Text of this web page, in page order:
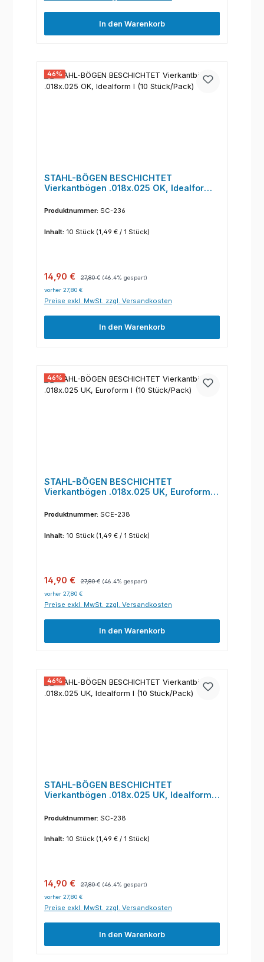
In den Warenkorb
46%
STAHL-BÖGEN BESCHICHTET
Vierkantbögen .018x.025 OK, Idealform I
Produktnummer: SC-236
Inhalt: 10 Stück (1,49 € / 1 Stück)
Verkaufspreis:
14,90 € 27,80 € (46.4% gespart)
vorher 27,80 €
Preise exkl. MwSt. zzgl. Versandkosten
In den Warenkorb
46%
STAHL-BÖGEN BESCHICHTET
Vierkantbögen .018x.025 UK, Euroform I
Produktnummer: SCE-238
Inhalt: 10 Stück (1,49 € / 1 Stück)
Verkaufspreis:
14,90 € 27,80 € (46.4% gespart)
vorher 27,80 €
Preise exkl. MwSt. zzgl. Versandkosten
In den Warenkorb
46%
STAHL-BÖGEN BESCHICHTET
Vierkantbögen .018x.025 UK, Idealform I
Produktnummer: SC-238
Inhalt: 10 Stück (1,49 € / 1 Stück)
Verkaufspreis:
14,90 € Regulärer Preis:
27,80 € (46.4% gespart)
vorher 27,80 €
Preise exkl. MwSt. zzgl. Versandkosten
In den Warenkorb